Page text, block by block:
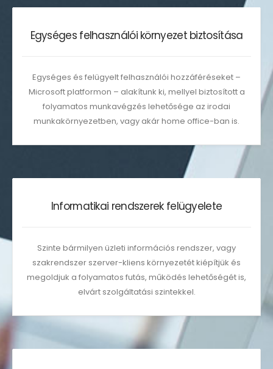
Egységes felhasználói környezet biztosítása
Egységes és felügyelt felhasználói hozzáféréseket –
Microsoft platformon – alakítunk ki, mellyel biztosított a
folyamatos munkavégzés lehetősége az irodai
munkakörnyezetben, vagy akár home office-ban is.
Informatikai rendszerek felügyelete
Szinte bármilyen üzleti információs rendszer, vagy
szakrendszer szerver-kliens környezetét kiépítjük és
megoldjuk a folyamatos futás, működés lehetőségét is,
elvárt szolgáltatási szintekkel.